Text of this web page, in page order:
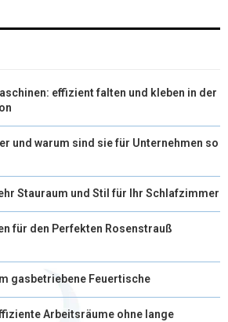
effizient falten und kleben in der
und warum sind sie für Unternehmen so
Stauraum und Stil für Ihr Schlafzimmer
für den Perfekten Rosenstrauß
gasbetriebene Feuertische
Arbeitsräume ohne lange